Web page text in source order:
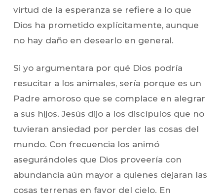
virtud de la esperanza se refiere a lo que
Dios ha prometido explícitamente, aunque
no hay daño en desearlo en general.
Si yo argumentara por qué Dios podría
resucitar a los animales, sería porque es un
Padre amoroso que se complace en alegrar
a sus hijos. Jesús dijo a los discípulos que no
tuvieran ansiedad por perder las cosas del
mundo. Con frecuencia los animó
asegurándoles que Dios proveería con
abundancia aún mayor a quienes dejaran las
cosas terrenas en favor del cielo. En